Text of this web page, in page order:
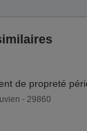
- 29860